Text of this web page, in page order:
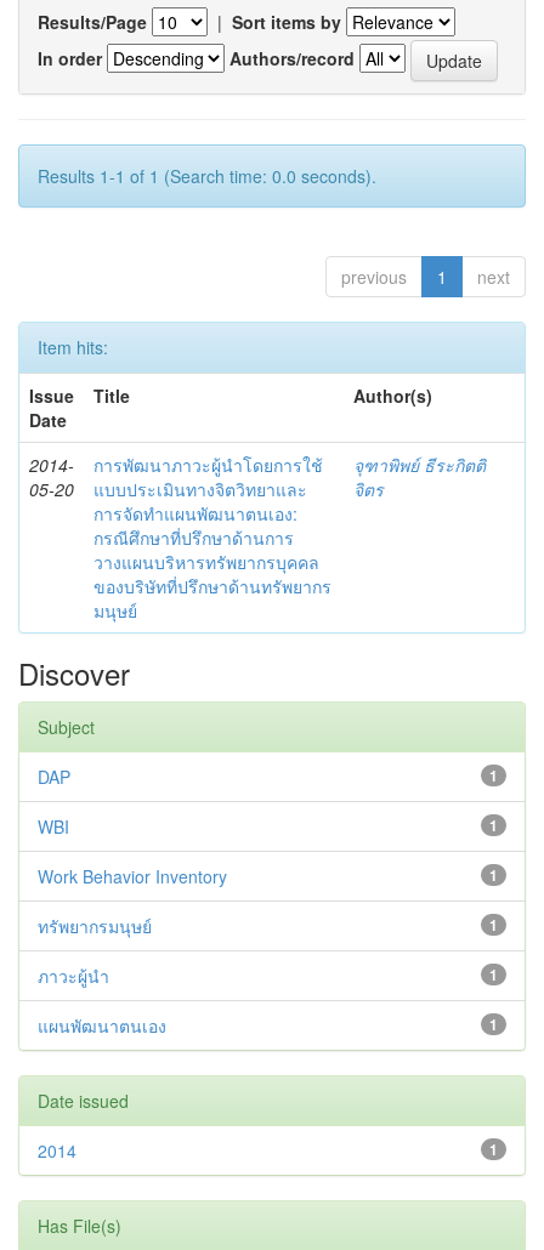
Results/Page | Sort items by
In order
Authors/record
Results 1-1 of 1 (Search time: 0.0 seconds).
previous 1 next
Item hits:
Issue
Date
Title Author(s)
2014-
05-20
การพัฒนาภาวะผู้นำโดยการใช้
แบบประเมินทางจิตวิทยาและ
การจัดทำแผนพัฒนาตนเอง:
กรณีศึกษาที่ปรึกษาด้านการ
วางแผนบริหารทรัพยากรบุคคล
ของบริษัทที่ปรึกษาด้านทรัพยากร
มนุษย์
จุฑาพิพย์ ธีระกิตติ
จิตร
Discover
Subject
1
DAP
1
WBI
1
Work Behavior Inventory
1
ทรัพยากรมนุษย์
1
ภาวะผู้นำ
1
แผนพัฒนาตนเอง
Date issued
1
2014
Has File(s)